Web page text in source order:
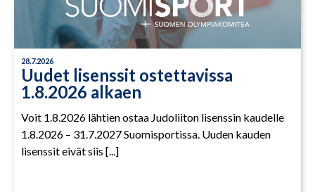
28.7.2026
Uudet lisenssit ostettavissa
1.8.2026 alkaen
Voit 1.8.2026 lähtien ostaa Judoliiton lisenssin kaudelle
1.8.2026 – 31.7.2027 Suomisportissa. Uuden kauden
lisenssit eivät siis [...]